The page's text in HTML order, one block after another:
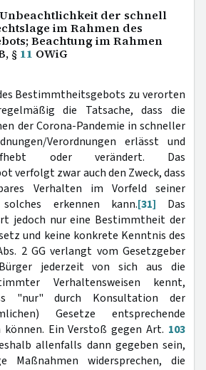
der schnell
im Rahmen des
Beachtung im Rahmen
§ 11 OWiG
Bestimmtheitsgebots zu verorten
die Tatsache, dass die
der Corona-Pandemie in schneller
Verordnungen erlässt und
oder verändert. Das
verfolgt zwar auch den Zweck, dass
Verhalten im Vorfeld seiner
erkennen kann.[31] Das
jedoch nur eine Bestimmtheit der
und keine konkrete Kenntnis des
2 GG verlangt vom Gesetzgeber
jederzeit von sich aus die
Verhaltensweisen kennt,
"nur" durch Konsultation der
Gesetze entsprechende
Ein Verstoß gegen Art. 103
allenfalls dann gegeben sein,
Maßnahmen widersprechen, die